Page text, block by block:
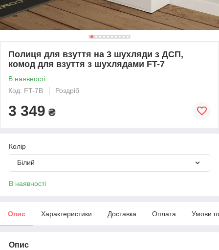
Полиця для взуття на 3 шухляди з ДСП,
комод для взуття з шухлядами FT-7
В наявності
Код: FT-7B
Роздріб
3 349 ₴
Колір
Білий
В наявності
Опис Характеристики Доставка Оплата Умови
Опис